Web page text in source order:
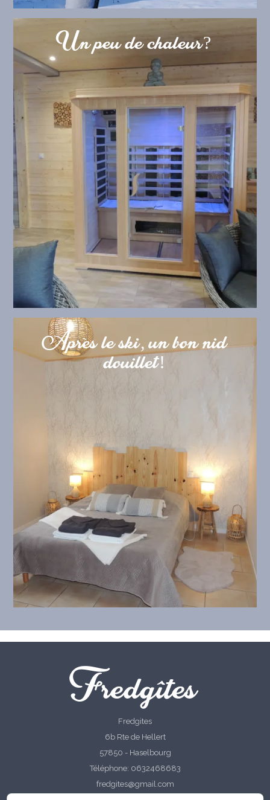
Un peu de chaleur?
Après le ski, un bon nid
douillet!
Fredgîtes
Fredgites
6b Rte de Hellert
57850 - Haselbourg
Téléphone: 0632468683
fredgites@gmail.com